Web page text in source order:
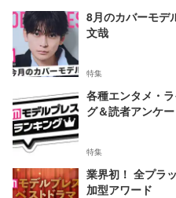
8月のカバーモデ
文哉
特集
各種エンタメ・
グ＆読者アンケ
特集
業界初！ 全プラ
加型アワード